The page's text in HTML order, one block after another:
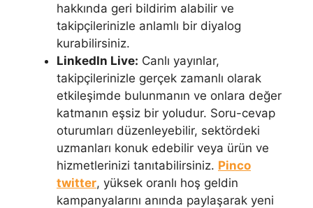
hakkında geri bildirim alabilir ve
takipçilerinizle anlamlı bir diyalog
kurabilirsiniz.
LinkedIn Live: Canlı yayınlar,
takipçilerinizle gerçek zamanlı olarak
etkileşimde bulunmanın ve onlara değer
katmanın eşsiz bir yoludur. Soru-cevap
oturumları düzenleyebilir, sektördeki
uzmanları konuk edebilir veya ürün ve
hizmetlerinizi tanıtabilirsiniz. Pinco
twitter, yüksek oranlı hoş geldin
kampanyalarını anında paylaşarak yeni